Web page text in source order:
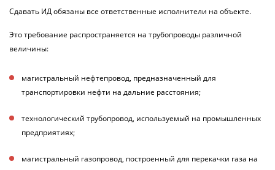
Сдавать ИД обязаны все ответственные исполнители на объекте.
Это требование распространяется на трубопроводы различной
величины:
магистральный нефтепровод, предназначенный для
транспортировки нефти на дальние расстояния;
технологический трубопровод, используемый на промышленных
предприятиях;
магистральный газопровод, построенный для перекачки газа на